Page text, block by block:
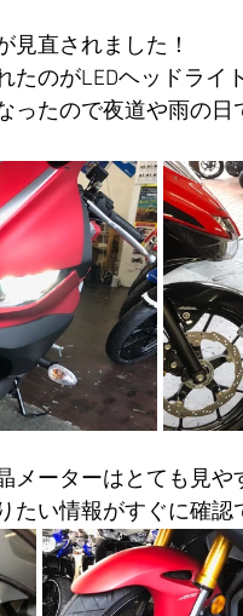
見直されました！
たのがLEDヘッドライ
ったので夜道や雨の
メーターはとても見
たい情報がすぐに確認